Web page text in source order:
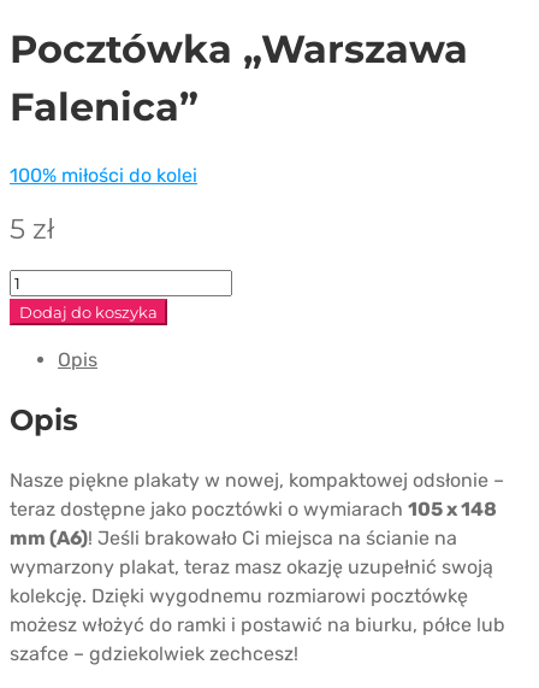
Pocztówka „Warszawa
Falenica”
100% miłości do kolei
5 zł
ilość
Pocztówka
Falenica"
Dodaj do koszyka
Opis
Opis
Nasze piękne plakaty w nowej, kompaktowej odsłonie –
teraz dostępne jako pocztówki o wymiarach 105 x 148
mm (A6)! Jeśli brakowało Ci miejsca na ścianie na
wymarzony plakat, teraz masz okazję uzupełnić swoją
kolekcję. Dzięki wygodnemu rozmiarowi pocztówkę
możesz włożyć do ramki i postawić na biurku, półce lub
szafce – gdziekolwiek zechcesz!